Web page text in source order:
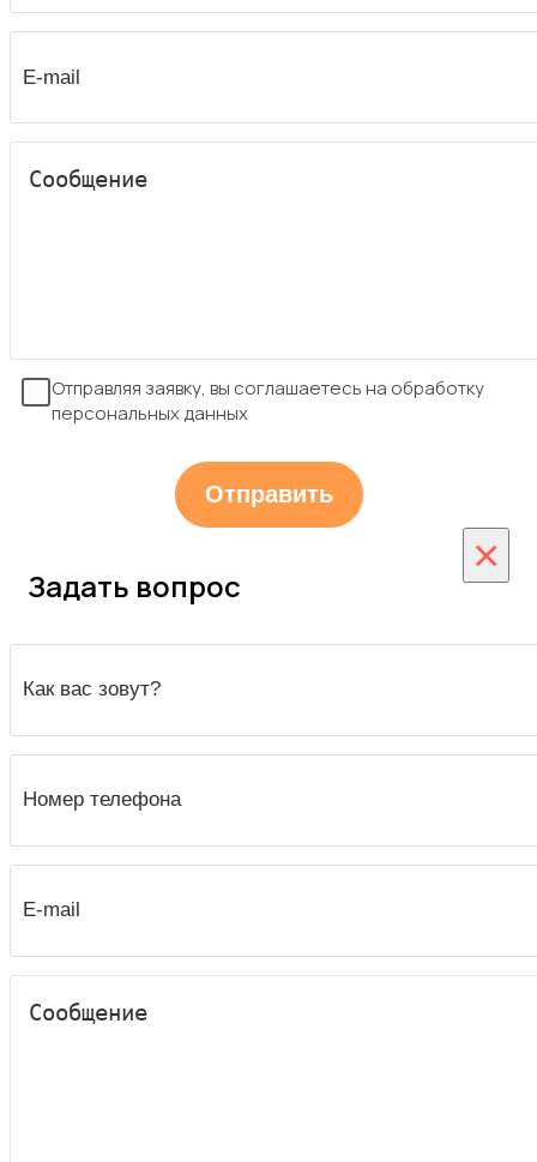
Отправляя заявку, вы соглашаетесь на обработку
персональных данных
×
Задать вопрос